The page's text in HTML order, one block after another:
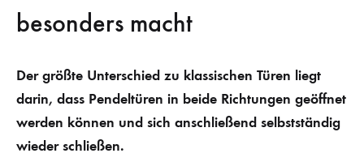
besonders macht
Der größte Unterschied zu klassischen Türen liegt
darin, dass Pendeltüren in beide Richtungen geöffnet
werden können und sich anschließend selbstständig
wieder schließen.